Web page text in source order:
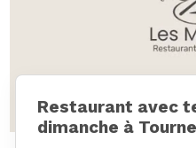
Restaurant avec
dimanche à